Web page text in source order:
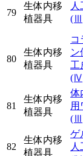
79
生体内移
植器具
80
生体内移
植器具
コ
ン
工
81
生体内移
植器具
体
用
82
生体内移
植器具
ゲ